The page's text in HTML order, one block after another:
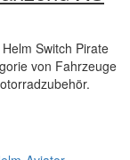
Switch Pirate
von Fahrzeuge